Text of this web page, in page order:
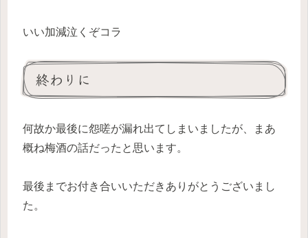
いい加減泣くぞコラ
終わりに
何故か最後に怨嗟が漏れ出てしまいましたが、まあ
概ね梅酒の話だったと思います。
最後までお付き合いいただきありがとうございまし
た。